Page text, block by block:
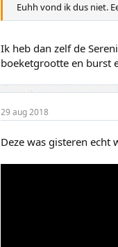
Euhh vond ik dus niet.
Ik heb dan zelf de
boeketgrootte en burst
29 aug 2018
Deze was gisteren echt